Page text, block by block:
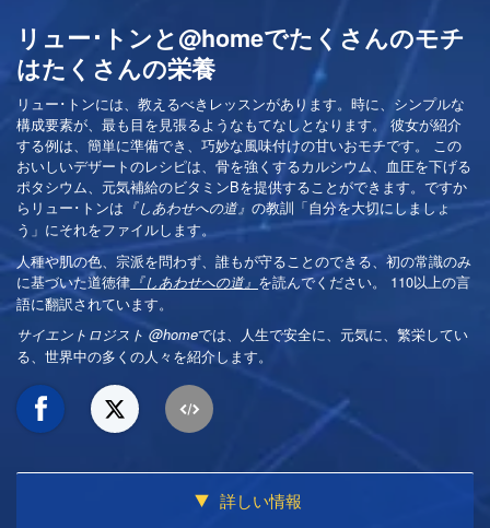
リュー･トンと@homeでたくさんのモチ
はたくさんの栄養
リュー･トンには、教えるべきレッスンがあります。時に、シンプルな
構成要素が、最も目を見張るようなもてなしとなります。 彼女が紹介
する例は、簡単に準備でき、巧妙な風味付けの甘いおモチです。 この
おいしいデザートのレシピは、骨を強くするカルシウム、血圧を下げる
ポタシウム、元気補給のビタミンBを提供することができます。ですか
らリュー･トンは 『しあわせへの道』 の教訓「自分を大切にしましょ
う」にそれをファイルします。
人種や肌の色、宗派を問わず、誰もが守ることのできる、初の常識のみ
に基づいた道徳律 『しあわせへの道』 を読んでください。 110以上の言
語に翻訳されています。
サイエントロジスト @homeでは、人生で安全に、元気に、繁栄してい
る、世界中の多くの人々を紹介します。
詳しい情報